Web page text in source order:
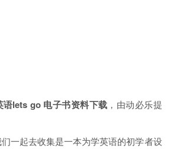
lets go 电子书资料下载 ，由动必乐提
一起去收集是一本为学英语的初学者设